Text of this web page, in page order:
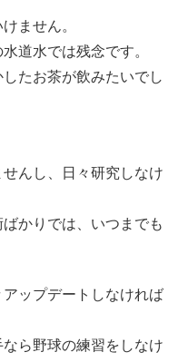
ません。
道水では残念です。
たお茶が飲みたいでし
んし、日々研究しなけ
かりでは、いつまでも
ップデートしなければ
ら野球の練習をしなけ